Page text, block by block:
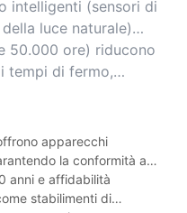
fluorescenti o agli
intelligenti (sensori di
luce naturale)
nelle aree con
50.000 ore) riducono
tempi di fermo,
apparecchi
la conformità agli
del settore.
anni e affidabilità
stabilimenti di